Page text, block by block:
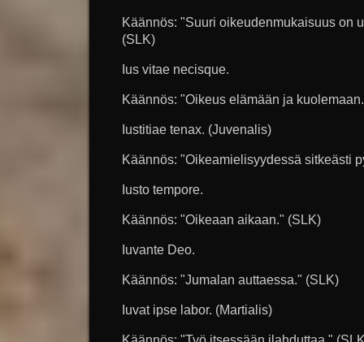
Käännös: "Suuri oikeudenmukaisuus on
(SLK)
Ius vitae necisque.
Käännös: "Oikeus elämään ja
Iustitiae tenax. (Juvenalis)
Käännös: "Oikeamielisyydessä sitkeästi
Iusto tempore.
Käännös: "Oikeaan aikaan." (SLK)
Iuvante Deo.
Käännös: "Jumalan auttaessa." (SLK)
Iuvat ipse labor. (Martialis)